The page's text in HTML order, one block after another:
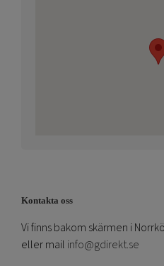
Kontakta oss
Vi finns bakom skärmen i
eller mail info@gdirekt.se